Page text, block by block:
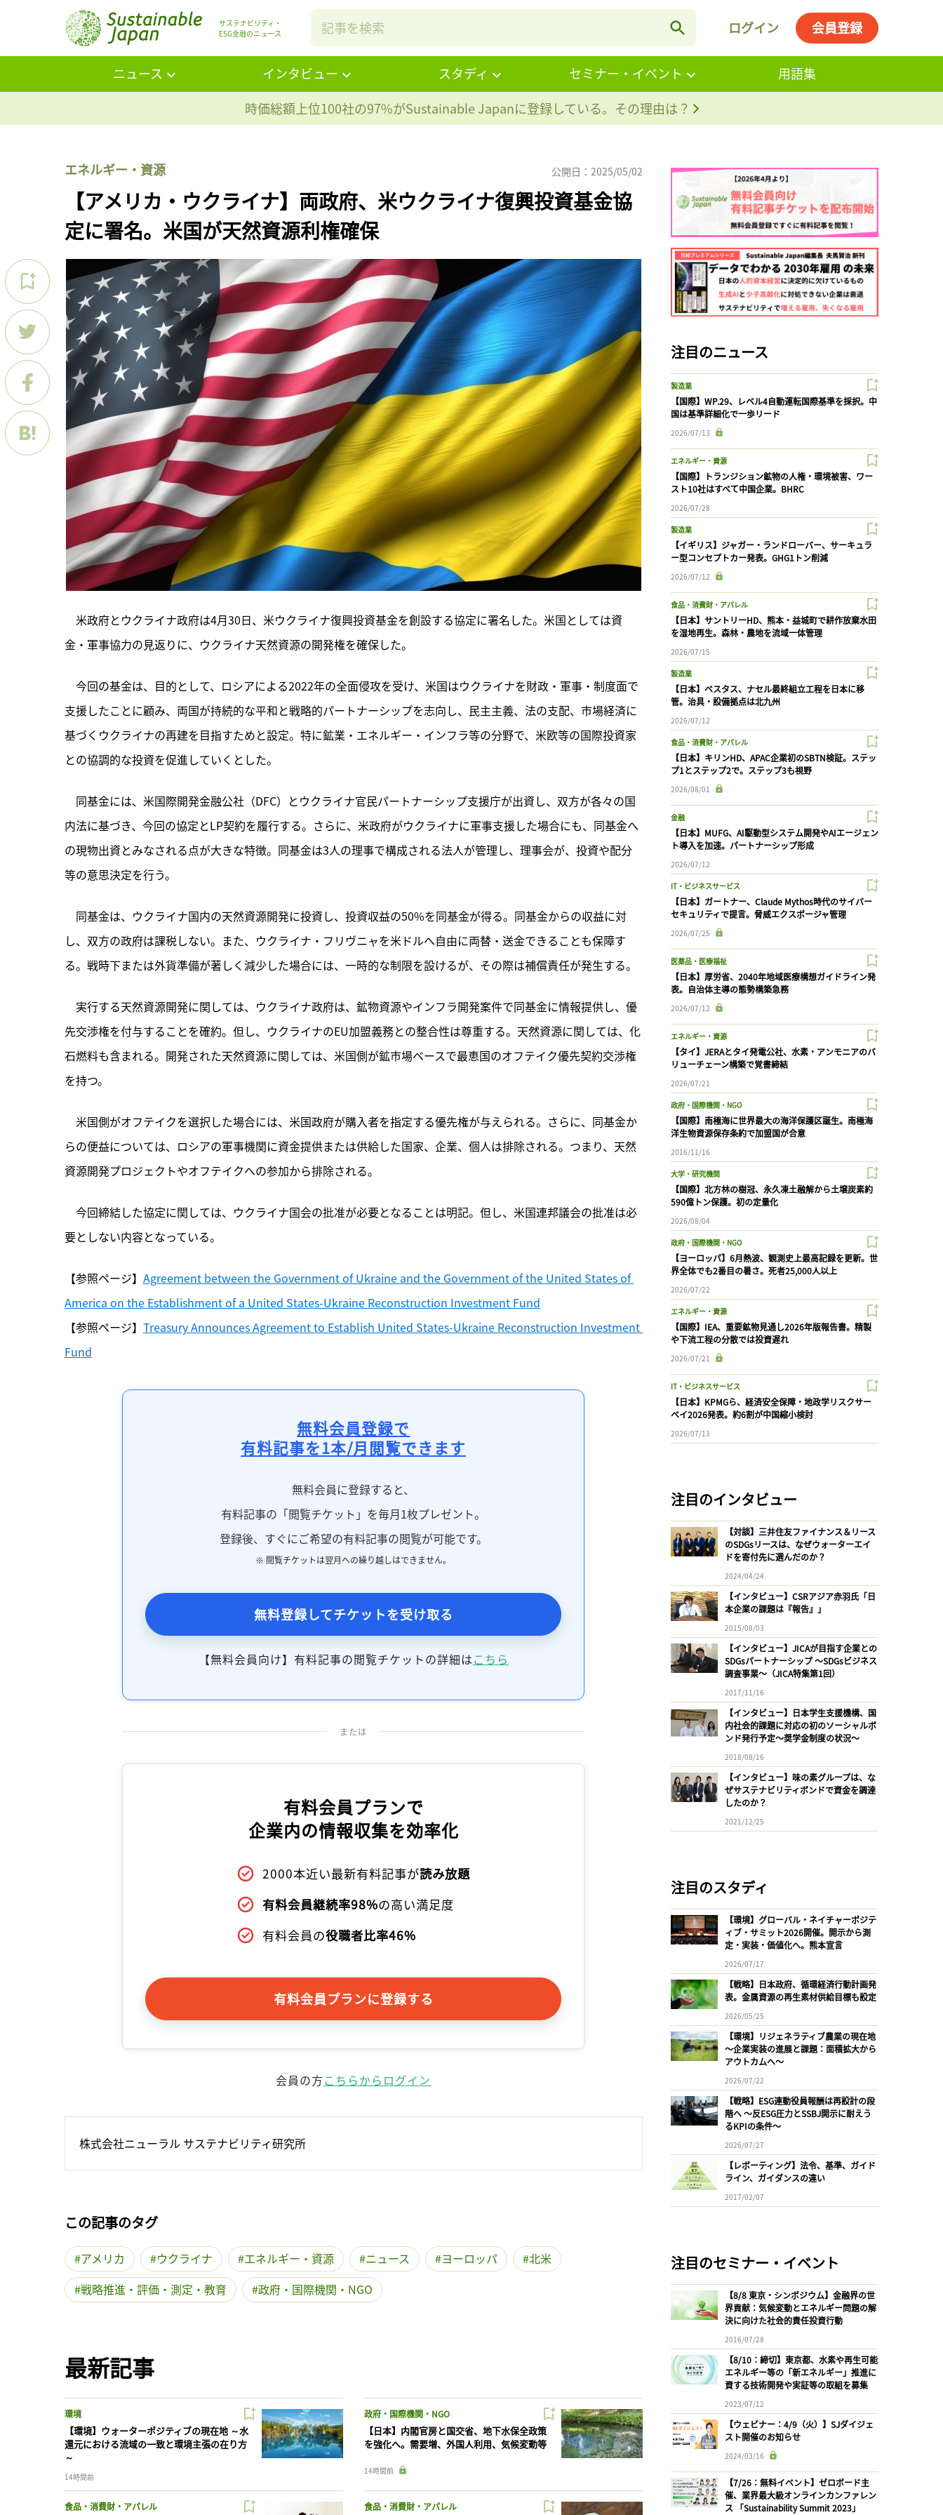
サステナビリティ・
ESG金融のニュース
ログイン 会員登録
ニュース インタビュー スタディ セミナー・イベント
用語集
時価総額上位100社の97%がSustainable Japanに登録している。その理由は？
エネルギー・資源 公開日：2025/05/02
【アメリカ・ウクライナ】両政府、米ウクライナ復興投資基金協
定に署名。米国が天然資源利権確保
米政府とウクライナ政府は4月30日、米ウクライナ復興投資基金を創設する協定に署名した。米国としては資
金・軍事協力の見返りに、ウクライナ天然資源の開発権を確保した。
今回の基金は、目的として、ロシアによる2022年の全面侵攻を受け、米国はウクライナを財政・軍事・制度面で
支援したことに顧み、両国が持続的な平和と戦略的パートナーシップを志向し、民主主義、法の支配、市場経済に
基づくウクライナの再建を目指すためと設定。特に鉱業・エネルギー・インフラ等の分野で、米欧等の国際投資家
との協調的な投資を促進していくとした。
同基金には、米国際開発金融公社（DFC）とウクライナ官民パートナーシップ支援庁が出資し、双方が各々の国
内法に基づき、今回の協定とLP契約を履行する。さらに、米政府がウクライナに軍事支援した場合にも、同基金へ
の現物出資とみなされる点が大きな特徴。同基金は3人の理事で構成される法人が管理し、理事会が、投資や配分
等の意思決定を行う。
同基金は、ウクライナ国内の天然資源開発に投資し、投資収益の50%を同基金が得る。同基金からの収益に対
し、 双方の政府は課税しない。また、ウクライナ・フリヴニャを米ドルへ自由に両替・送金できることも保障す
る。戦時下または外貨準備が著しく減少した場合には、一時的な制限を設けるが、その際は補償責任が発生する。
実行する天然資源開発に関しては、ウクライナ政府は、鉱物資源やインフラ開発案件で同基金に情報提供し、優
先交渉権を付与することを確約。但し、ウクライナのEU加盟義務との整合性は尊重する。天然資源に関しては、化
石燃料も含まれる。開発された天然資源に関しては、米国側が鉱市場ベースで最恵国のオフテイク優先契約交渉権
を持つ。
米国側がオフテイクを選択した場合には、米国政府が購入者を指定する優先権が与えられる。さらに、同基金か
らの便益については、ロシアの軍事機関に資金提供または供給した国家、企業、個人は排除される。つまり、天然
資源開発プロジェクトやオフテイクへの参加から排除される。
今回締結した協定に関しては、ウクライナ国会の批准が必要となることは明記。但し、米国連邦議会の批准は必
要としない内容となっている。
【参照ページ】 Agreement between the Government of Ukraine and the Government of the United States of
America on the Establishment of a United States-Ukraine Reconstruction Investment Fund
【参照ページ】 Treasury Announces Agreement to Establish United States-Ukraine Reconstruction Investment
Fund
無料会員登録で
有料記事を1本/月閲覧できます
無料会員に登録すると、
有料記事の「閲覧チケット」を毎月1枚プレゼント。
登録後、すぐにご希望の有料記事の閲覧が可能です。
※ 閲覧チケットは翌月への繰り越しはできません。
無料登録してチケットを受け取る
【無料会員向け】有料記事の閲覧チケットの詳細はこちら
または
有料会員プランで
企業内の情報収集を効率化
2000本近い最新有料記事が読み放題
有料会員継続率98%の高い満足度
有料会員の役職者比率46%
有料会員プランに登録する
会員の方こちらからログイン
株式会社ニューラル サステナビリティ研究所
この記事のタグ
アメリカ ウクライナ エネルギー・資源 ニュース ヨーロッパ
北米
戦略推進・評価・測定・教育
政府・国際機関・NGO
最新記事
環境
【環境】ウォーターポジティブの現在地 ～水
還元における流域の一致と環境主張の在り方
～
14時間前
政府・国際機関・NGO
【日本】内閣官房と国交省、地下水保全政策
を強化へ。需要増、外国人利用、気候変動等
14時間前
食品・消費財・アパレル 食品・消費財・アパレル
注目のニュース
製造業
【国際】WP.29、レベル4自動運転国際基準を採択。中
国は基準詳細化で一歩リード
2026/07/13
エネルギー・資源
【国際】トランジション鉱物の人権・環境被害、ワー
スト10社はすべて中国企業。BHRC
2026/07/28
製造業
【イギリス】ジャガー・ランドローバー、サーキュラ
ー型コンセプトカー発表。GHG1トン削減
2026/07/12
食品・消費財・アパレル
【日本】サントリーHD、熊本・益城町で耕作放棄水田
を湿地再生。森林・農地を流域一体管理
2026/07/15
製造業
【日本】ベスタス、ナセル最終組立工程を日本に移
管。治具・設備拠点は北九州
2026/07/12
食品・消費財・アパレル
【日本】キリンHD、APAC企業初のSBTN検証。ステッ
プ1とステップ2で。ステップ3も視野
2026/08/01
金融
【日本】MUFG、AI駆動型システム開発やAIエージェン
ト導入を加速。パートナーシップ形成
2026/07/12
IT・ビジネスサービス
【日本】ガートナー、Claude Mythos時代のサイバー
セキュリティで提言。脅威エクスポージャ管理
2026/07/25
医薬品・医療福祉
【日本】厚労省、2040年地域医療構想ガイドライン発
表。自治体主導の態勢構築急務
2026/07/12
エネルギー・資源
【タイ】JERAとタイ発電公社、水素・アンモニアのバ
リューチェーン構築で覚書締結
2026/07/21
政府・国際機関・NGO
【国際】南極海に世界最大の海洋保護区誕生。南極海
洋生物資源保存条約で加盟国が合意
2016/11/16
大学・研究機関
【国際】北方林の樹冠、永久凍土融解から土壌炭素約
590億トン保護。初の定量化
2026/08/04
政府・国際機関・NGO
【ヨーロッパ】6月熱波、観測史上最高記録を更新。世
界全体でも2番目の暑さ。死者25,000人以上
2026/07/22
エネルギー・資源
【国際】IEA、重要鉱物見通し2026年版報告書。精製
や下流工程の分散では投資遅れ
2026/07/21
IT・ビジネスサービス
【日本】KPMGら、経済安全保障・地政学リスクサー
ベイ2026発表。約6割が中国縮小検討
2026/07/13
注目のインタビュー
【対談】三井住友ファイナンス＆リース
のSDGsリースは、なぜウォーターエイ
ドを寄付先に選んだのか？
2024/04/24
【インタビュー】CSRアジア赤羽氏「日
本企業の課題は『報告』」
2015/08/03
【インタビュー】JICAが目指す企業との
SDGsパートナーシップ 〜SDGsビジネス
調査事業〜（JICA特集第1回）
2017/11/16
【インタビュー】日本学生支援機構、国
内社会的課題に対応の初のソーシャルボ
ンド発行予定〜奨学金制度の状況〜
2018/08/16
【インタビュー】味の素グループは、な
ぜサステナビリティボンドで資金を調達
したのか？
2021/12/25
注目のスタディ
【環境】グローバル・ネイチャーポジテ
ィブ・サミット2026開催。開示から測
定・実装・価値化へ。熊本宣言
2026/07/17
【戦略】日本政府、循環経済行動計画発
表。金属資源の再生素材供給目標も設定
2026/05/25
【環境】リジェネラティブ農業の現在地
〜企業実装の進展と課題：面積拡大から
アウトカムへ〜
2026/07/22
【戦略】ESG連動役員報酬は再設計の段
階へ 〜反ESG圧力とSSBJ開示に耐えう
るKPIの条件〜
2026/07/27
【レポーティング】法令、基準、ガイド
ライン、ガイダンスの違い
2017/02/07
注目のセミナー・イベント
【8/8 東京・シンポジウム】金融界の世
界貢献：気候変動とエネルギー問題の解
決に向けた社会的責任投資行動
2016/07/28
【8/10：締切】東京都、水素や再生可能
エネルギー等の「新エネルギー」推進に
資する技術開発や実証等の取組を募集
2023/07/12
【ウェビナー：4/9（火）】SJダイジェ
スト開催のお知らせ
2024/03/16
【7/26：無料イベント】ゼロボード主
催、業界最大級オンラインカンファレン
ス 「Sustainability Summit 2023」